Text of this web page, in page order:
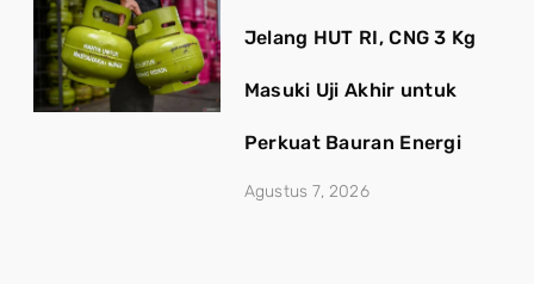
Jelang HUT RI, CNG 3 Kg
Masuki Uji Akhir untuk
Perkuat Bauran Energi
Agustus 7, 2026